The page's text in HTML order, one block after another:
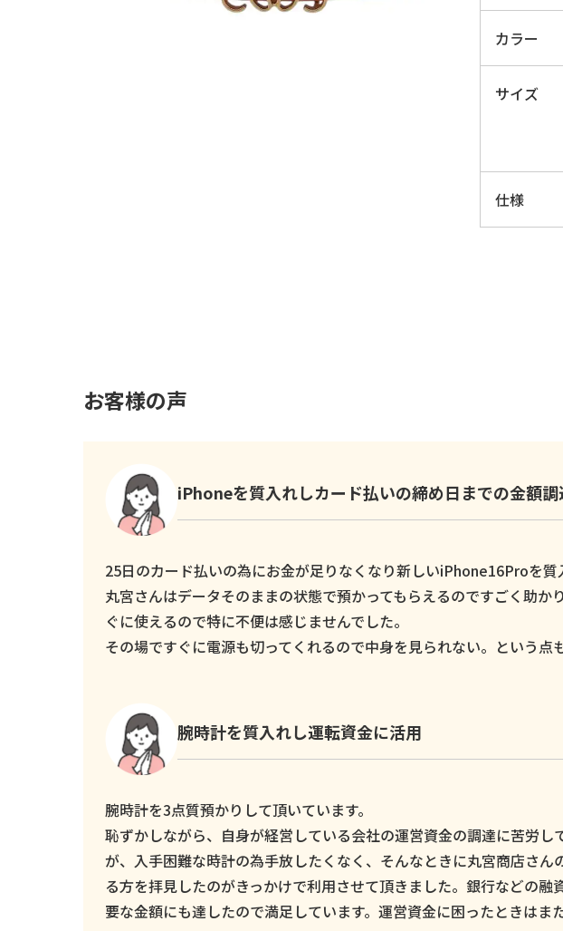
カラー
サイズ
仕様
お客様の声
iPhoneを質入れしカード払いの締め日までの金額調
25日のカード払いの為にお金が足りなくなり新しいiPhone16Proを質
丸宮さんはデータそのままの状態で預かってもらえるのですごく助
ぐに使えるので特に不便は感じませんでした。
その場ですぐに電源も切ってくれるので中身を見られない。という点
腕時計を質入れし運転資金に活用
腕時計を3点質預かりして頂いています。
恥ずかしながら、自身が経営している会社の運営資金の調達に苦労
が、入手困難な時計の為手放したくなく、そんなときに丸宮商店さ
る方を拝見したのがきっかけで利用させて頂きました。銀行などの
要な金額にも達したので満足しています。運営資金に困ったときはま